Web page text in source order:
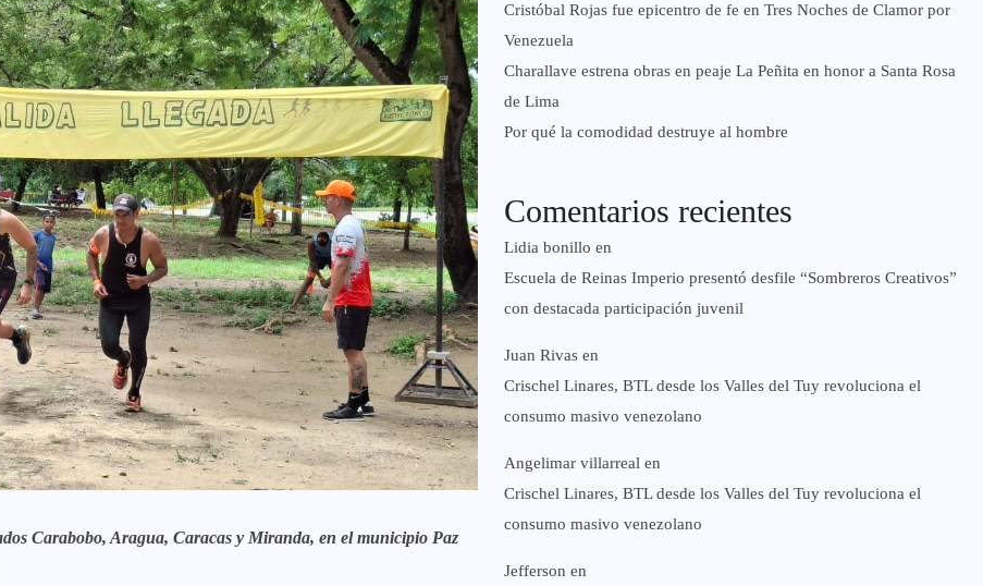
Carabobo, Aragua, Caracas y Miranda, en el municipio Paz
Cristóbal Rojas fue epicentro de fe en Tres Noches de Clamor por
Venezuela
Charallave estrena obras en peaje La Peñita en honor a Santa Rosa
de Lima
Por qué la comodidad destruye al hombre
Comentarios recientes
Lidia bonillo en
Escuela de Reinas Imperio presentó desfile “Sombreros Creativos”
con destacada participación juvenil
Juan Rivas en
Crischel Linares, BTL desde los Valles del Tuy revoluciona el
consumo masivo venezolano
Angelimar villarreal en
Crischel Linares, BTL desde los Valles del Tuy revoluciona el
consumo masivo venezolano
Jefferson en